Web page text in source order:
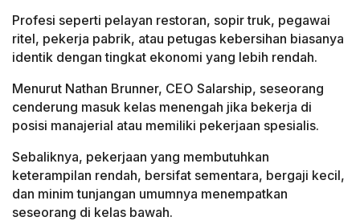
Profesi seperti pelayan restoran, sopir truk, pegawai
ritel, pekerja pabrik, atau petugas kebersihan biasanya
identik dengan tingkat ekonomi yang lebih rendah.
Menurut Nathan Brunner, CEO Salarship, seseorang
cenderung masuk kelas menengah jika bekerja di
posisi manajerial atau memiliki pekerjaan spesialis.
Sebaliknya, pekerjaan yang membutuhkan
keterampilan rendah, bersifat sementara, bergaji kecil,
dan minim tunjangan umumnya menempatkan
seseorang di kelas bawah.